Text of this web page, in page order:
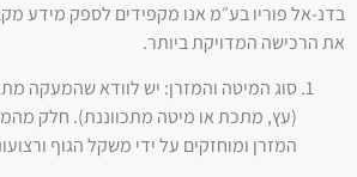
בדנ-אל פוריו בע״מ אנו מקפידים לספק מידע
את הרכישה המדויקת ביותר.
סוג המיטה והמזרן: יש לוודא שהמעקה
(עץ, מתכת או מיטה מתכווננת). חלק
המזרן ומוחזקים על ידי משקל הגוף